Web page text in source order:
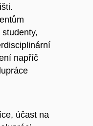
napříč
účast na